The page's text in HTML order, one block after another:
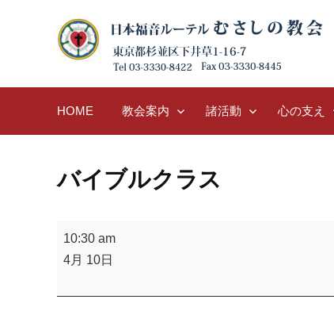
HOME 教会案内 諸活動 心の支え
バイブルクラス
バ
イ
ル
10:30 am
4月 10日